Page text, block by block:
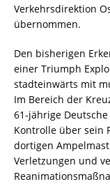
Verkehrsdirektion
übernommen.
Den bisherigen
einer Triumph
stadteinwärts mit
Im Bereich der
61-jährige
Kontrolle über sein
dortigen
Verletzungen und